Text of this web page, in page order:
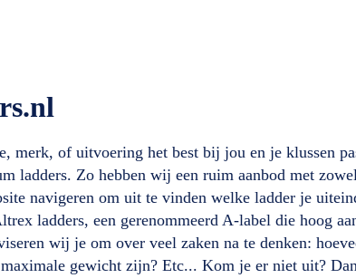
merk, of uitvoering het best bij jou en je klussen
ladders. Zo hebben wij een ruim aanbod met
navigeren om uit te vinden welke ladder je
ladders, een gerenommeerd A-label die hoog
wij je om over veel zaken na te denken:
gewicht zijn? Etc... Kom je er niet uit?